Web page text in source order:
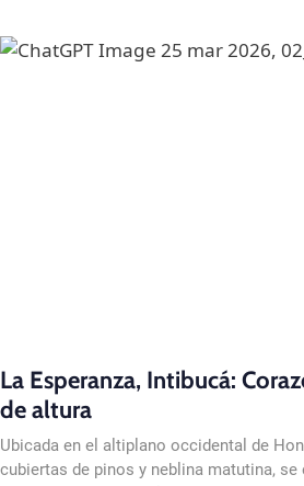
La Esperanza, Intibucá:
de altura
Ubicada en el altiplano occidental de
cubiertas de pinos y neblina matutina, se